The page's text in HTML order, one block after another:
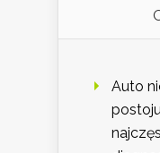
Auto